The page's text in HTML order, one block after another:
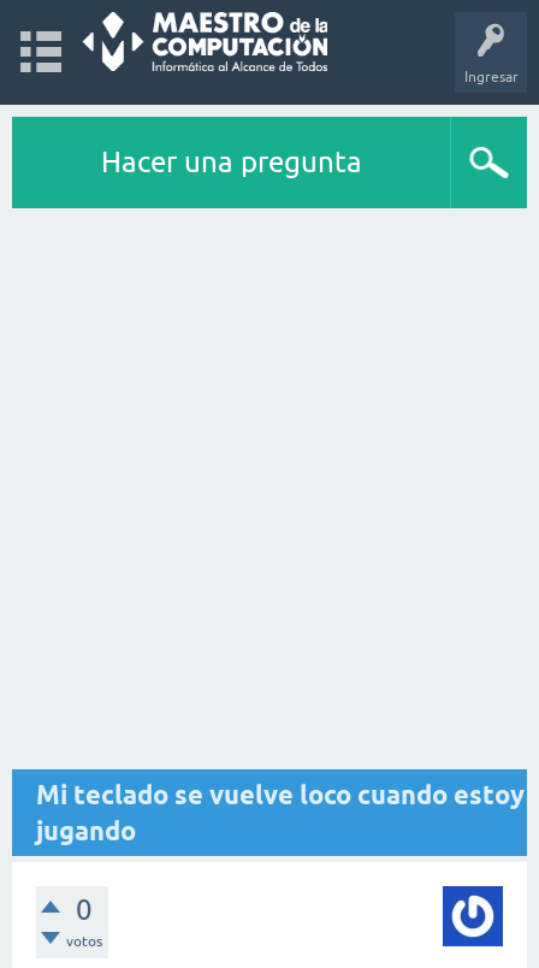
Ingresar
Hacer una pregunta
Mi teclado se vuelve loco cuando estoy
jugando
0
votos